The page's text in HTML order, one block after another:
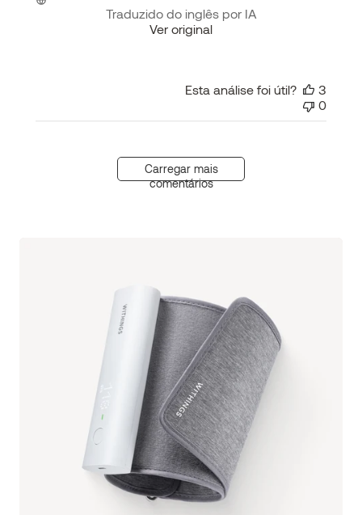
Traduzido do inglês por IA
Ver original
Esta análise foi útil?
3
0
Carregar mais
comentários